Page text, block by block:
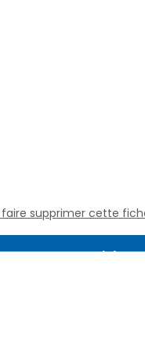
supprimer cette
Juridique